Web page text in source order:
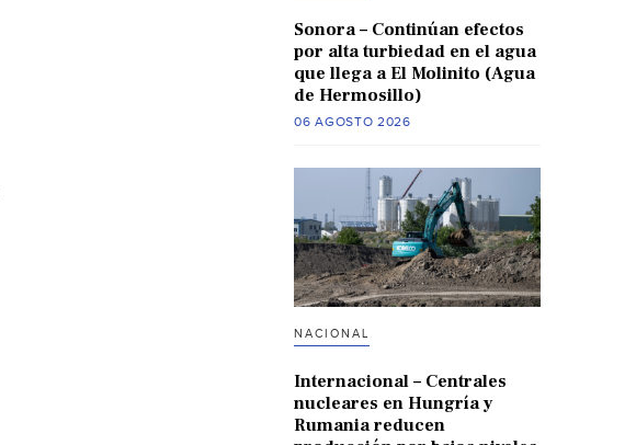
Sonora – Continúan efectos
por alta turbiedad en el agua
que llega a El Molinito (Agua
de Hermosillo)
06 AGOSTO 2026
NACIONAL
Internacional – Centrales
nucleares en Hungría y
Rumania reducen